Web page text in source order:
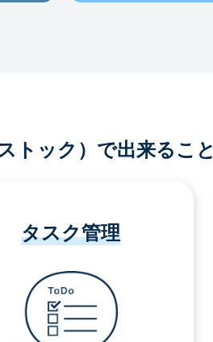
トック）で出来ること
タスク管理